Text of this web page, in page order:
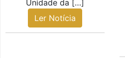
Unidade da […]
Ler Notícia